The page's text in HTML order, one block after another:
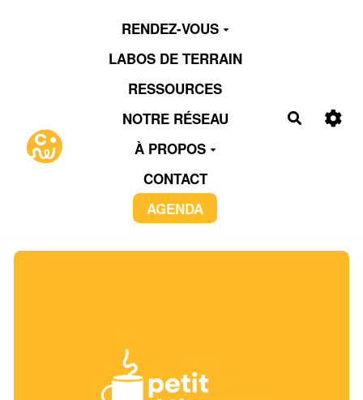
Aller au contenu principal
RENDEZ-VOUS
LABOS DE TERRAIN
RESSOURCES
NOTRE RÉSEAU
À PROPOS
CONTACT
AGENDA